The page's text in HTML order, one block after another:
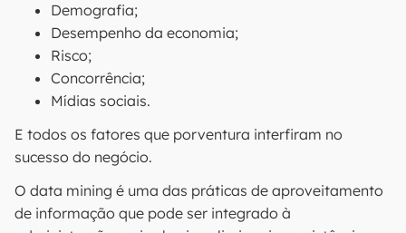
Demografia;
Desempenho da economia;
Risco;
Concorrência;
Mídias sociais.
E todos os fatores que porventura interfiram no
sucesso do negócio.
O data mining é uma das práticas de aproveitamento
de informação que pode ser integrado à